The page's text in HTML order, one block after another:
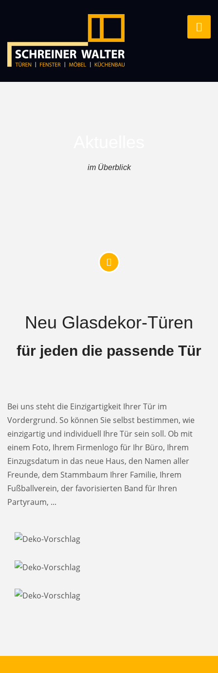
im Überblick
Neu Glasdekor-Türen
für jeden die passende Tür
Bei uns steht die Einzigartigkeit Ihrer Tür im
Vordergrund. So können Sie selbst bestimmen, wie
einzigartig und individuell Ihre Tür sein soll. Ob mit
einem Foto, Ihrem Firmenlogo für Ihr Büro, Ihrem
Einzugsdatum in das neue Haus, den Namen aller
Freunde, dem Stammbaum Ihrer Familie, Ihrem
Fußballverein, der favorisierten Band für Ihren
Partyraum, ...